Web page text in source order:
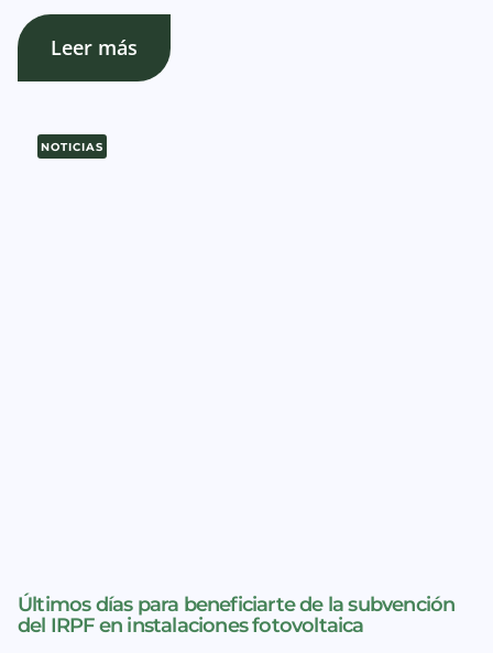
Leer más
NOTICIAS
Últimos días para beneficiarte de la subvención
del IRPF en instalaciones fotovoltaica